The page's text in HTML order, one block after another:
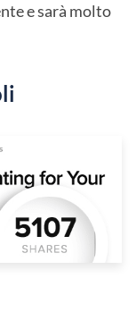
e sarà molto